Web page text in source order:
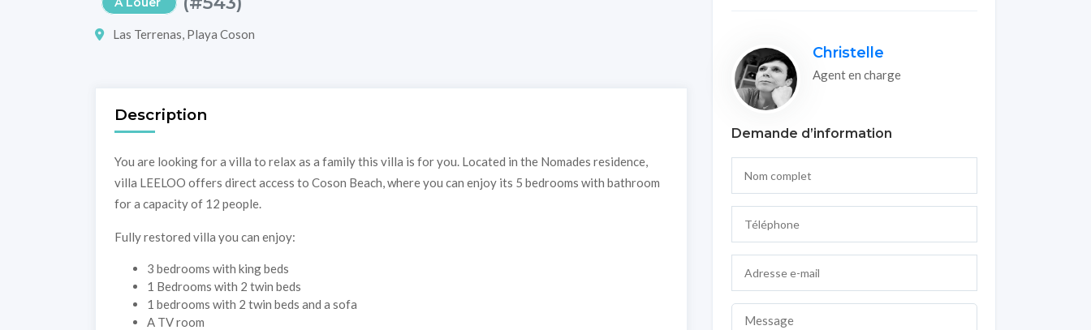
Las Terrenas, Playa Coson
Description
You are looking for a villa to relax as a family this villa is for you. Located in the Nomades residence,
villa LEELOO offers direct access to Coson Beach, where you can enjoy its 5 bedrooms with bathroom
for a capacity of 12 people.
Fully restored villa you can enjoy:
3 bedrooms with king beds
1 Bedrooms with 2 twin beds
1 bedrooms with 2 twin beds and a sofa
A TV room
Christelle
Agent en charge
Demande d’information